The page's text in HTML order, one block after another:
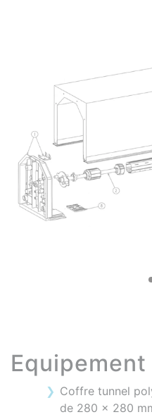
Coffre tunnel
de 280 x 280